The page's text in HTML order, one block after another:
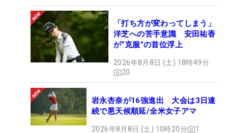
「打ち方が変わってしまう」
洋芝への苦手意識 安田祐香
が“克服”の首位浮上
2026年8月8日 (土) 18時49分
20
岩永杏奈が16強進出 大会は3日連
続で悪天候順延/全米女子アマ
2026年8月8日 (土) 10時20分 1